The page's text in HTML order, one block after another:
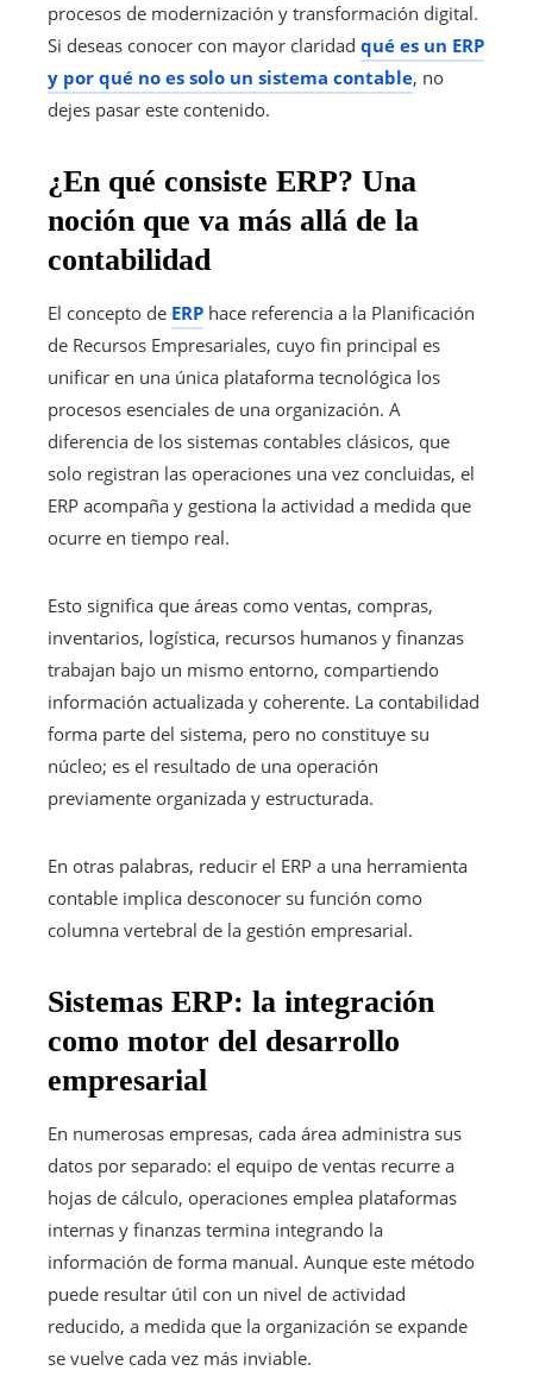
procesos de modernización y transformación digital.
Si deseas conocer con mayor claridad qué es un ERP
y por qué no es solo un sistema contable, no
dejes pasar este contenido.
¿En qué consiste ERP? Una
noción que va más allá de la
contabilidad
El concepto de ERP hace referencia a la Planificación
de Recursos Empresariales, cuyo fin principal es
unificar en una única plataforma tecnológica los
procesos esenciales de una organización. A
diferencia de los sistemas contables clásicos, que
solo registran las operaciones una vez concluidas, el
ERP acompaña y gestiona la actividad a medida que
ocurre en tiempo real.
Esto significa que áreas como ventas, compras,
inventarios, logística, recursos humanos y finanzas
trabajan bajo un mismo entorno, compartiendo
información actualizada y coherente. La contabilidad
forma parte del sistema, pero no constituye su
núcleo; es el resultado de una operación
previamente organizada y estructurada.
En otras palabras, reducir el ERP a una herramienta
contable implica desconocer su función como
columna vertebral de la gestión empresarial.
Sistemas ERP: la integración
como motor del desarrollo
empresarial
En numerosas empresas, cada área administra sus
datos por separado: el equipo de ventas recurre a
hojas de cálculo, operaciones emplea plataformas
internas y finanzas termina integrando la
información de forma manual. Aunque este método
puede resultar útil con un nivel de actividad
reducido, a medida que la organización se expande
se vuelve cada vez más inviable.